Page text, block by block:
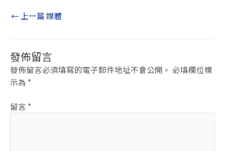
←上一篇 媒體
發佈留言
發佈留言必須填寫的電子郵件地址不會公開。 必填欄位標
示為 *
留言 *